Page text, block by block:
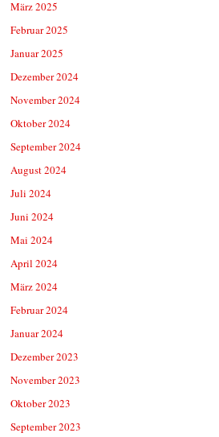
März 2025
Februar 2025
Januar 2025
Dezember 2024
November 2024
Oktober 2024
September 2024
August 2024
Juli 2024
Juni 2024
Mai 2024
April 2024
März 2024
Februar 2024
Januar 2024
Dezember 2023
November 2023
Oktober 2023
September 2023